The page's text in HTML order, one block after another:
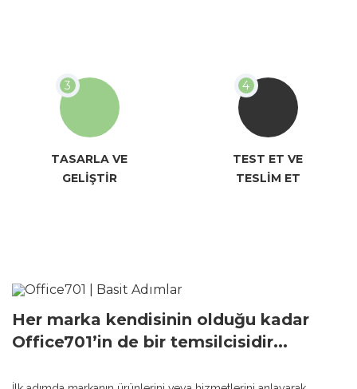
TASARLA VE
GELİŞTİR
TEST ET VE
TESLİM ET
Her marka kendisinin olduğu kadar
Office701’in de bir temsilcisidir...